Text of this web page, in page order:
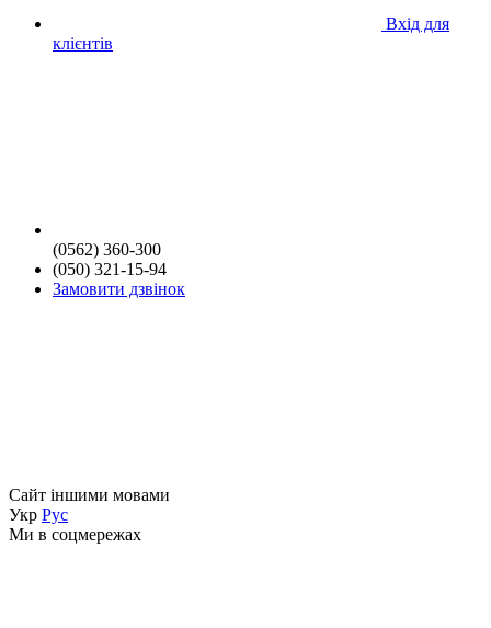
Вхід для
клієнтів
(0562) 360-300
(050) 321-15-94
Замовити дзвінок
Сайт іншими мовами
Укр Рус
Ми в соцмережах